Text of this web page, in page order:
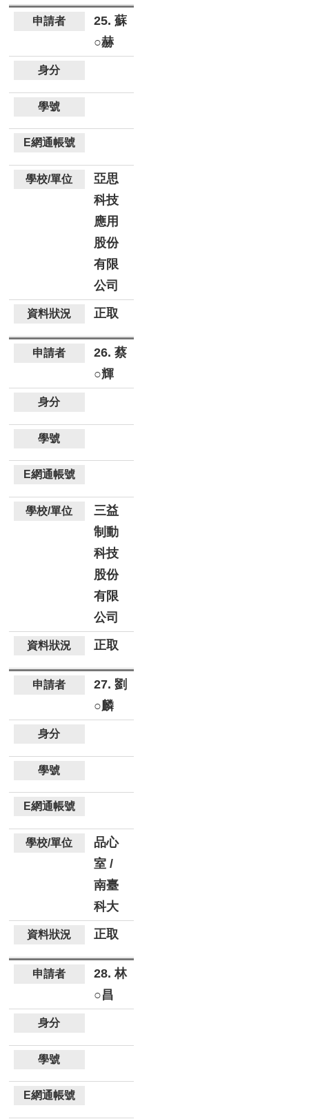
25. 蘇
○赫
亞思
科技
應用
股份
有限
公司
正取
26. 蔡
○輝
三益
制動
科技
股份
有限
公司
正取
27. 劉
○麟
品心
室 /
南臺
科大
正取
28. 林
○昌